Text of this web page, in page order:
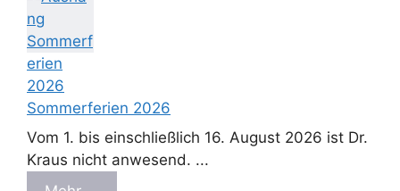
Sommerferien 2026
Vom 1. bis einschließlich 16. August 2026 ist Dr.
Kraus nicht anwesend. ...